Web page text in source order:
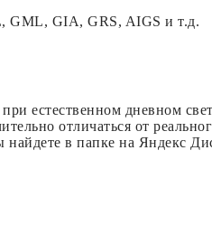
GML, GIA, GRS, AIGS и т.д.
естественном дневном
отличаться от
в папке на Яндекс